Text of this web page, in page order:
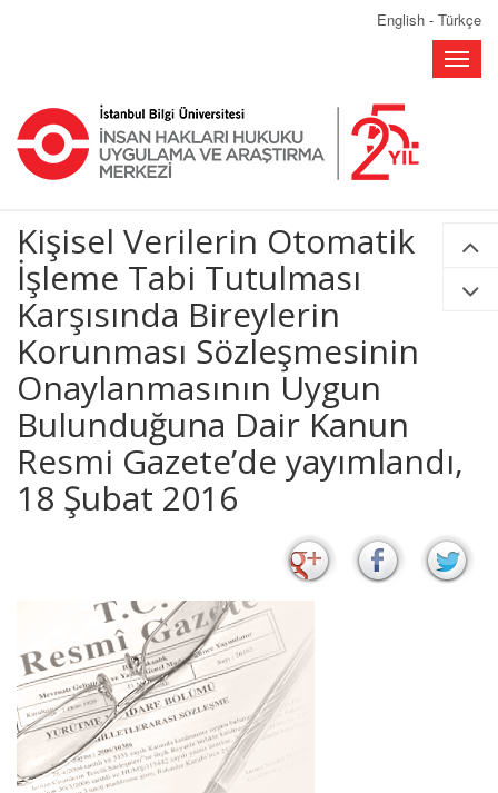
English - Türkçe
Toggle
Kişisel Verilerin Otomatik
İşleme Tabi Tutulması
Karşısında Bireylerin
Korunması Sözleşmesinin
Onaylanmasının Uygun
Bulunduğuna Dair Kanun
Resmi Gazete’de yayımlandı,
18 Şubat 2016